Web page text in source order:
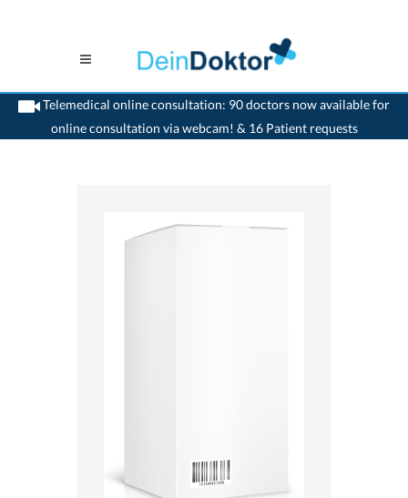
Telemedical online consultation: 90 doctors now available for
online consultation via webcam! & 16 Patient requests
>Home>medikamente-online>Itinerol® B6 Zäpfchen (120 mg) Vifor Consumer